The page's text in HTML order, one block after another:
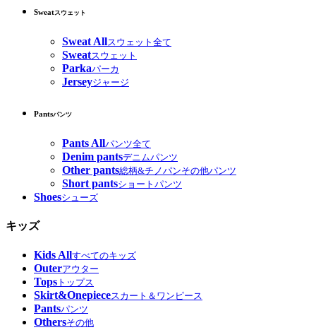
Sweatスウェット
Sweat Allスウェット全て
Sweatスウェット
Parkaパーカ
Jerseyジャージ
Pantsパンツ
Pants Allパンツ全て
Denim pantsデニムパンツ
Other pants総柄&チノパンその他パンツ
Short pantsショートパンツ
Shoesシューズ
キッズ
Kids Allすべてのキッズ
Outerアウター
Tops トップス
Skirt&Onepieceスカート＆ワンピース
Pantsパンツ
Othersその他